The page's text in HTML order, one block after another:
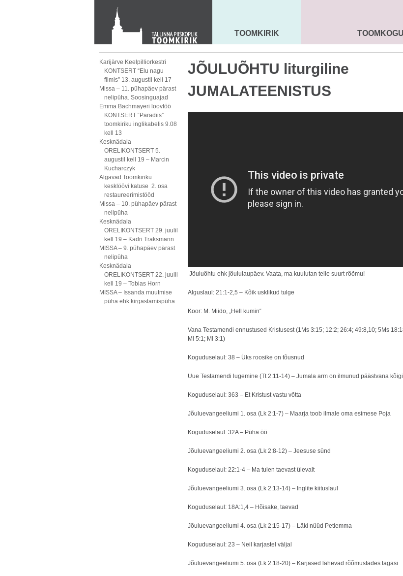
KONTAKT
Toom-Kooli 6, 10130 TALLINN
tallinna.toom@eelk.ee
MAARJA KIRIK
TOOMKIRIK SEENIORID
Karijärve Keelpilliorkestri
KONTSERT “Elu nagu
filmis” 13. augustil kell 17
Missa – 11. pühapäev pärast
nelipüha. Soosinguajad
Emma Bachmayeri loovtöö
KONTSERT “Paradiis”
toomkiriku inglikabelis 9.08
kell 13
Kesknädala
ORELIKONTSERT 5.
augustil kell 19 – Marcin
Kucharczyk
Algavad Toomkiriku
kesklöövi katuse 2. osa
restaureerimistööd
Missa – 10. pühapäev pärast
nelipüha
Kesknädala
ORELIKONTSERT 29. juulil
kell 19 – Kadri Traksmann
MISSA – 9. pühapäev pärast
nelipüha
Kesknädala
ORELIKONTSERT 22. juulil
kell 19 – Tobias Horn
MISSA – Issanda muutmise
püha ehk kirgastamispüha
JÕULUÕHTU liturgiline
JUMALATEENISTUS
Jõuluõhtu ehk jõululaupäev. Vaata, ma kuulutan teile suurt rõõmu!
Alguslaul: 21:1-2,5 – Kõik usklikud tulge
Koor: M. Miido, „Hell kumin“
Vana Testamendi ennustused Kristusest (1Ms 3:15; 12:2; 26:4; 49:8,10; 5Ms
Mi 5:1; Ml 3:1)
Koguduselaul: 38 – Üks roosike on tõusnud
Uue Testamendi lugemine (Tt 2:11-14) – Jumala arm on ilmunud päästvana
Koguduselaul: 363 – Et Kristust vastu võtta
Jõuluevangeeliumi 1. osa (Lk 2:1-7) – Maarja toob ilmale oma esimese Poja
Koguduselaul: 32A – Püha öö
Jõuluevangeeliumi 2. osa (Lk 2:8-12) – Jeesuse sünd
Koguduselaul: 22:1-4 – Ma tulen taevast ülevalt
Jõuluevangeeliumi 3. osa (Lk 2:13-14) – Inglite kiituslaul
Koguduselaul: 18A:1,4 – Hõisake, taevad
Jõuluevangeeliumi 4. osa (Lk 2:15-17) – Läki nüüd Petlemma
Koguduselaul: 23 – Neil karjastel väljal
Jõuluevangeeliumi 5. osa (Lk 2:18-20) – Karjased lähevad rõõmustades tagasi